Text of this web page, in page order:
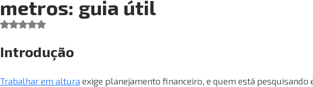
metros: guia útil
Avaliado com NaN de 5 estrelas.
Introdução
Trabalhar em altura exige planejamento financeiro, e quem está pesquisando